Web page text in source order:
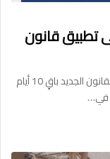
باقٍ 10 أيام على تطبيق قانون
“الوفاق” تشارك في حملة “نحمي وطن” للتوعية بالقانون الجديد باقٍ 10 أيام
في…